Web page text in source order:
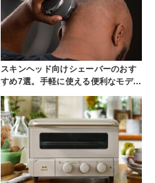
スキンヘッド向けシェーバーのおす
すめ7選。手軽に使える便利なモデ…